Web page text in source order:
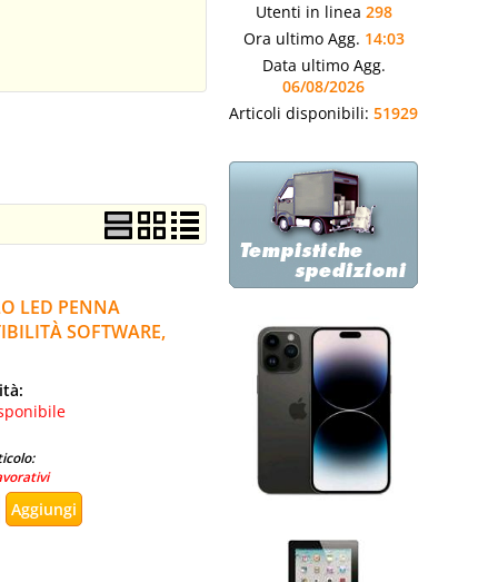
LED PENNA
SOFTWARE,
Utenti in linea 298
Ora ultimo Agg. 14:03
Data ultimo Agg.
06/08/2026
Articoli disponibili: 51929